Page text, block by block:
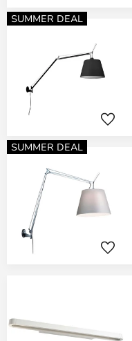
SUMMER DEAL
SUMMER DEAL